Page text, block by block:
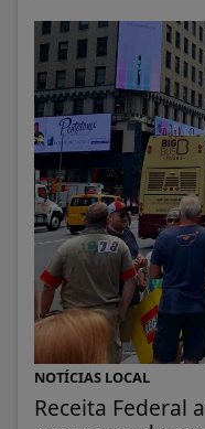
NOTÍCIAS LOCAL
Receita Federal